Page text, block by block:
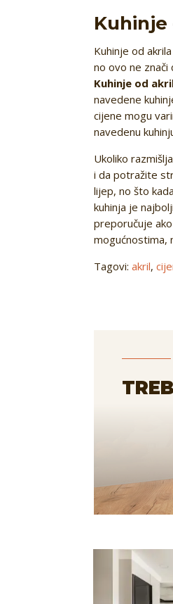
Kuhinje
Kuhinje od
no ovo ne
Kuhinje od
navedene
cijene mogu
navedenu
Ukoliko
i da potražite
lijep, no što
kuhinja je
preporučuje
mogućnostima,
Tagovi:akril,